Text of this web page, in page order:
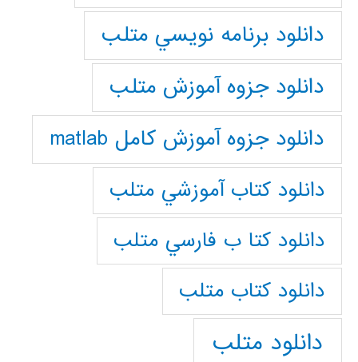
دانلود برنامه نويسي متلب
دانلود جزوه آموزش متلب
دانلود جزوه آموزش کامل matlab
دانلود كتاب آموزشي متلب
دانلود كتا ب فارسي متلب
دانلود كتاب متلب
دانلود متلب